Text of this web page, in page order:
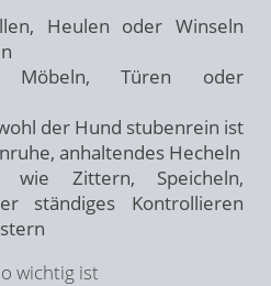
Heulen oder Winseln
Möbeln, Türen oder
der Hund stubenrein ist
anhaltendes Hecheln
wie Zittern, Speicheln,
ständiges Kontrollieren
wichtig ist